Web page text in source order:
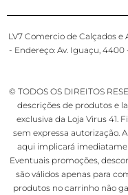
LV7 Comercio de Calçados e
- Endereço: Av. Iguaçu,
© TODOS OS DIREITOS
descrições de produtos e
exclusiva da Loja Virus 41.
sem expressa autorização.
aqui implicará
Eventuais promoções,
são válidos apenas para
produtos no carrinho não